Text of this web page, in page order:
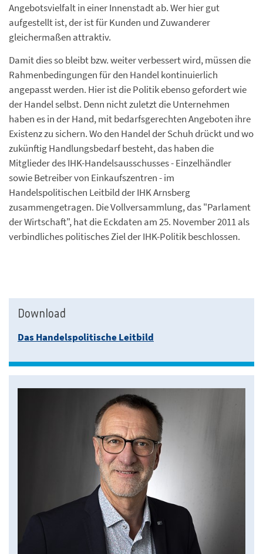
Angebotsvielfalt in einer Innenstadt ab. Wer hier gut
aufgestellt ist, der ist für Kunden und Zuwanderer
gleichermaßen attraktiv.
Damit dies so bleibt bzw. weiter verbessert wird, müssen die
Rahmenbedingungen für den Handel kontinuierlich
angepasst werden. Hier ist die Politik ebenso gefordert wie
der Handel selbst. Denn nicht zuletzt die Unternehmen
haben es in der Hand, mit bedarfsgerechten Angeboten ihre
Existenz zu sichern. Wo den Handel der Schuh drückt und wo
zukünftig Handlungsbedarf besteht, das haben die
Mitglieder des IHK-Handelsausschusses - Einzelhändler
sowie Betreiber von Einkaufszentren - im
Handelspolitischen Leitbild der IHK Arnsberg
zusammengetragen. Die Vollversammlung, das "Parlament
der Wirtschaft", hat die Eckdaten am 25. November 2011 als
verbindliches politisches Ziel der IHK-Politik beschlossen.
Download
Das Handelspolitische Leitbild